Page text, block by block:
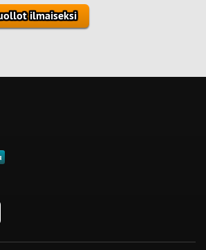
ilmaiseksi